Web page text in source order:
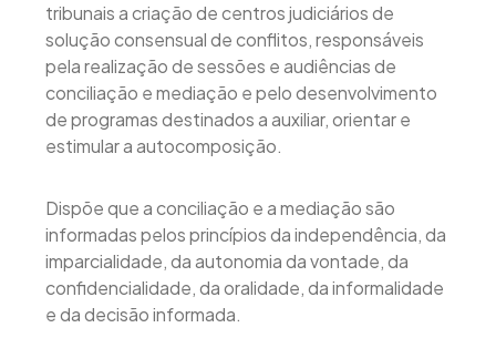
tribunais a criação de centros judiciários de
solução consensual de conflitos, responsáveis
pela realização de sessões e audiências de
conciliação e mediação e pelo desenvolvimento
de programas destinados a auxiliar, orientar e
estimular a autocomposição.
Dispõe que a conciliação e a mediação são
informadas pelos princípios da independência, da
imparcialidade, da autonomia da vontade, da
confidencialidade, da oralidade, da informalidade
e da decisão informada.